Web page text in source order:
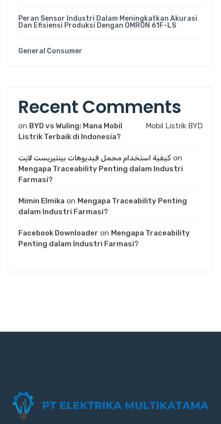
Peran Sensor Industri Dalam Meningkatkan Akurasi
Dan Efisiensi Produksi Dengan OMRON 61F-LS
General Consumer
Recent Comments
Mobil Listrik BYD
on BYD vs Wuling: Mana Mobil
Listrik Terbaik di Indonesia?
كيفية استخدام محمل فيديوهات بينتيريست لايت on
Mengapa Traceability Penting dalam Industri
Farmasi?
Mimin Elmika on Mengapa Traceability Penting
dalam Industri Farmasi?
Facebook Downloader on Mengapa Traceability
Penting dalam Industri Farmasi?